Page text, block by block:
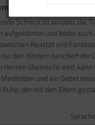
mit ins Reich der
Schreck ist vorüber, die
und leider
Realität und
den Kindern beschert
Herzen überreicht wird,
und ein Gebet
der mit den Eltern
Service